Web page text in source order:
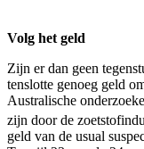
Volg het geld
Zijn er dan geen
tenslotte genoeg geld
Australische
zijn door de
geld van de usual